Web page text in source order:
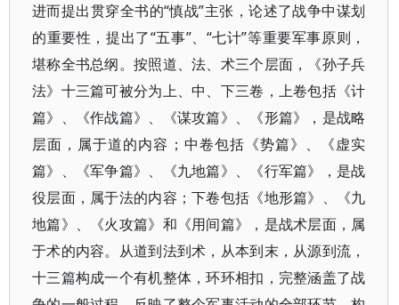
进而提出贯穿全书的“慎战”主张，论述了战争中谋划
的重要性，提出了“五事”、“七计”等重要军事原则，
堪称全书总纲。按照道、法、术三个层面，《孙子兵
法》十三篇可被分为上、中、下三卷，上卷包括《计
篇》、《作战篇》、《谋攻篇》、《形篇》，是战略
层面，属于道的内容；中卷包括《势篇》、《虚实
篇》、《军争篇》、《九地篇》、《行军篇》，是战
役层面，属于法的内容；下卷包括《地形篇》、《九
地篇》、《火攻篇》和《用间篇》，是战术层面，属
于术的内容。从道到法到术，从本到末，从源到流，
十三篇构成一个有机整体，环环相扣，完整涵盖了战